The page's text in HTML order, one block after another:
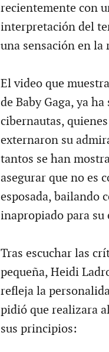
recientemente con
interpretación del
una sensación en la
El video que
de Baby Gaga, ya
cibernautas,
externaron su
tantos se han
asegurar que no es
esposada, bailando
inapropiado para su
Tras escuchar las
pequeña, Heidi
refleja la
pidió que realizara
sus principios: